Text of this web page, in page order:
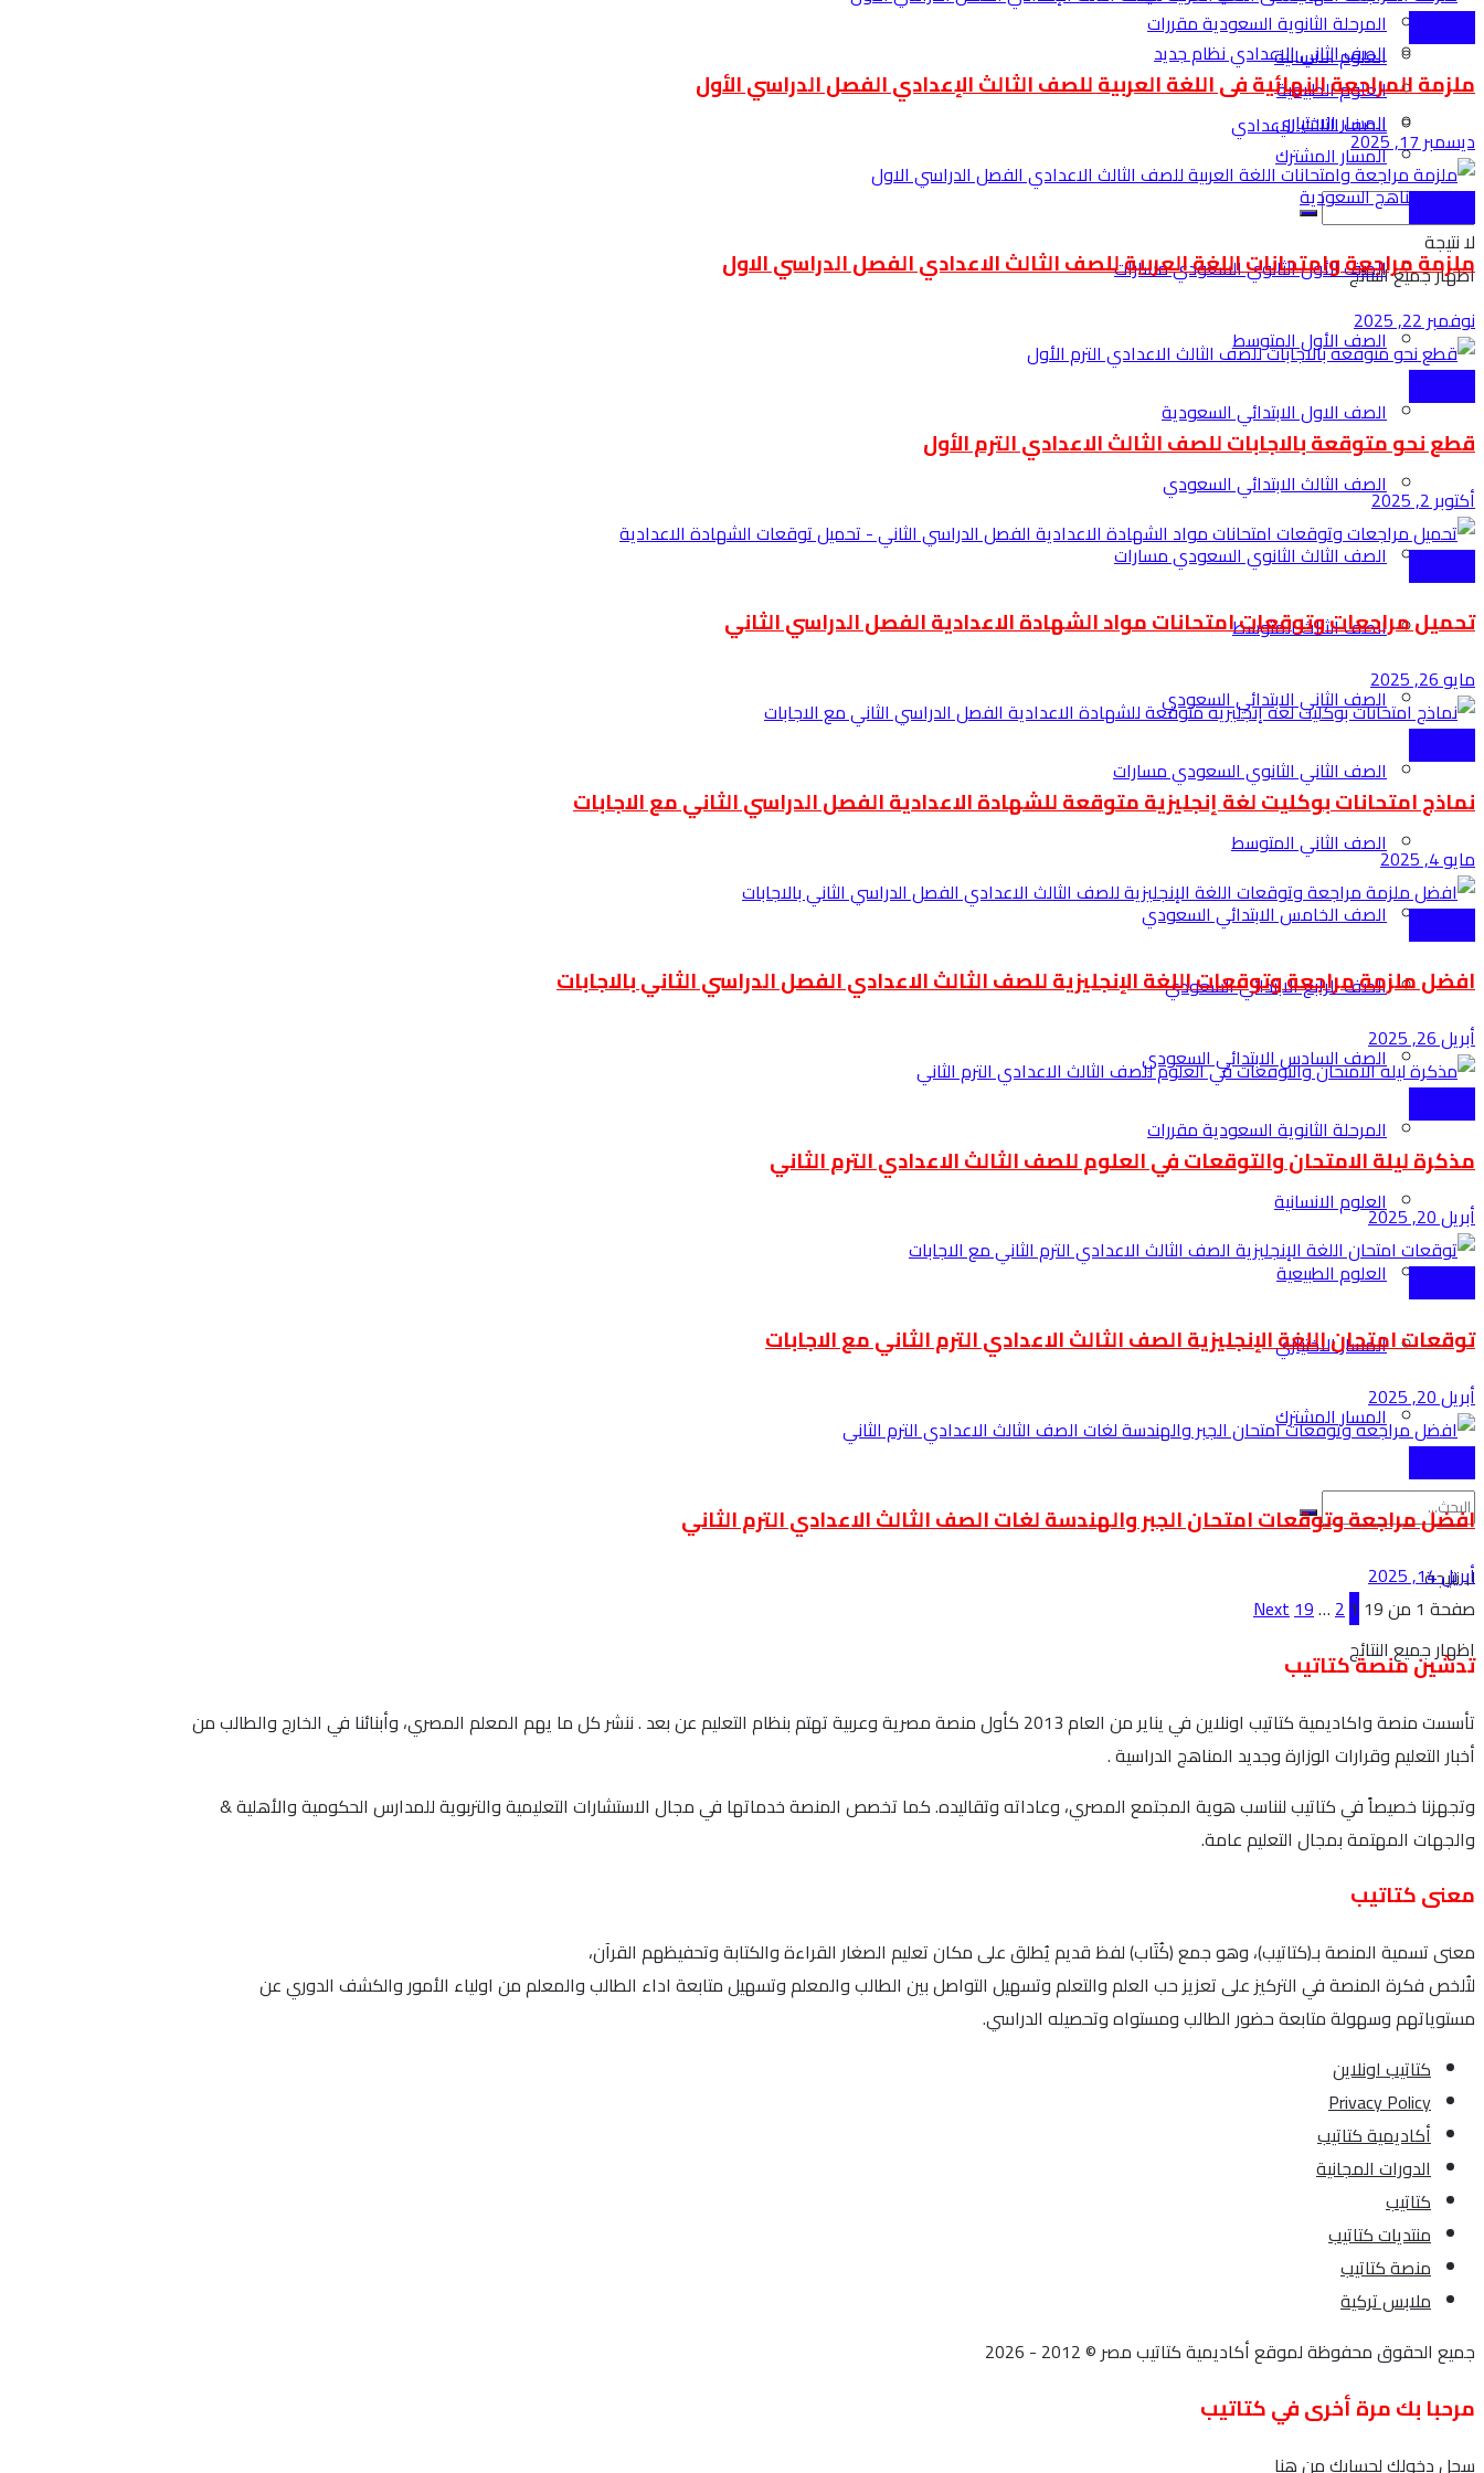
المرحلة الثانوية السعودية مقررات
العلوم الانسانية
العلوم الطبيعية
المسار الاختياري
المسار المشترك
لا نتيجة
اظهار جميع النتائج
الصف الثاني الاعدادي نظام جديد
الصف الثالث الاعدادي
المناهج السعودية
الصف الأول الثانوي السعودي مسارات
الصف الأول المتوسط
الصف الاول الابتدائي السعودية
الصف الثالث الابتدائي السعودي
الصف الثالث الثانوي السعودي مسارات
الصف الثالث المتوسط
الصف الثاني الابتدائي السعودي
الصف الثاني الثانوي السعودي مسارات
الصف الثاني المتوسط
الصف الخامس الابتدائي السعودي
الصف الرابع الابتدائي السعودي
الصف السادس الابتدائي السعودي
المرحلة الثانوية السعودية مقررات
العلوم الانسانية
العلوم الطبيعية
المسار الاختياري
المسار المشترك
لا نتيجة
اظهار جميع النتائج
ملزمة المراجعة النهائية فى اللغة العربية للصف الثالث الإعدادي الفصل الدراسي الأول
ديسمبر 17, 2025
ملزمة مراجعة وامتحانات اللغة العربية للصف الثالث الاعدادي الفصل الدراسي الاول
نوفمبر 22, 2025
قطع نحو متوقعة بالاجابات للصف الثالث الاعدادي الترم الأول
أكتوبر 2, 2025
تحميل مراجعات وتوقعات امتحانات مواد الشهادة الاعدادية الفصل الدراسي الثاني
مايو 26, 2025
نماذج امتحانات بوكليت لغة إنجليزية متوقعة للشهادة الاعدادية الفصل الدراسي الثاني مع الاجابات
مايو 4, 2025
افضل ملزمة مراجعة وتوقعات اللغة الإنجليزية للصف الثالث الاعدادي الفصل الدراسي الثاني بالاجابات
أبريل 26, 2025
مذكرة ليلة الامتحان والتوقعات في العلوم للصف الثالث الاعدادي الترم الثاني
أبريل 20, 2025
توقعات امتحان اللغة الإنجليزية الصف الثالث الاعدادي الترم الثاني مع الاجابات
أبريل 20, 2025
افضل مراجعة وتوقعات امتحان الجبر والهندسة لغات الصف الثالث الاعدادي الترم الثاني
أبريل 14, 2025
صفحة 1 من 19
1
2
…
19
Next
تدشين منصة كتاتيب
تأسست منصة واكاديمية كتاتيب اونلاين في يناير من العام 2013 كأول منصة مصرية وعربية تهتم بنظام التعليم عن بعد . ننشر كل ما يهم المعلم المصري، وأبنائنا في الخارج والطالب من
أخبار التعليم وقرارات الوزارة وجديد المناهج الدراسية .
وتجهزنا خصيصاً في كتاتيب لنناسب هوية المجتمع المصري، وعاداته وتقاليده. كما تخصص المنصة خدماتها في مجال الاستشارات التعليمية والتربوية للمدارس الحكومية والأهلية &
والجهات المهتمة بمجال التعليم عامة.
معنى كتاتيب
معنى تسمية المنصة بـ(كتاتيب)، وهو جمع (كُتَاب) لفظ قديم يُطلق على مكان تعليم الصغار القراءة والكتابة وتحفيظهم القرآن،
لتُلخص فكرة المنصة في التركيز على تعزيز حب العلم والتعلم وتسهيل التواصل بين الطالب والمعلم وتسهيل متابعة اداء الطالب والمعلم من اولياء الأمور والكشف الدوري عن
مستوياتهم وسهولة متابعة حضور الطالب ومستواه وتحصيله الدراسي.
كتاتيب اونلاين
Privacy Policy
أكاديمية كتاتيب
الدورات المجانية
كتاتيب
منتديات كتاتيب
منصة كتاتيب
ملابس تركية
جميع الحقوق محفوظة لموقع أكاديمية كتاتيب مصر © 2012 - 2026
مرحبا بك مرة أخرى في كتاتيب
سجل دخولك لحسابك من هنا